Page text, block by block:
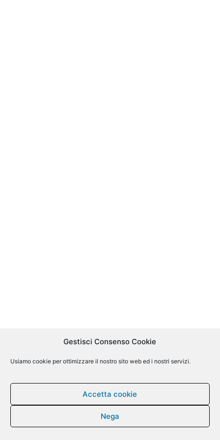
Gestisci Consenso Cookie
Usiamo cookie per ottimizzare il nostro sito web ed i nostri servizi.
Accetta cookie
Nega